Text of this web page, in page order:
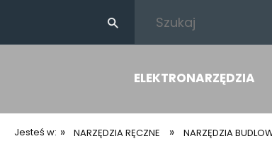
ELEKTRONARZĘDZIA
Jesteś w: » NARZĘDZIA RĘCZNE » NARZĘDZIA